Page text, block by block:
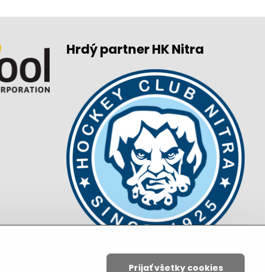
Hrdý partner HK Nitra
Prijať všetky cookies